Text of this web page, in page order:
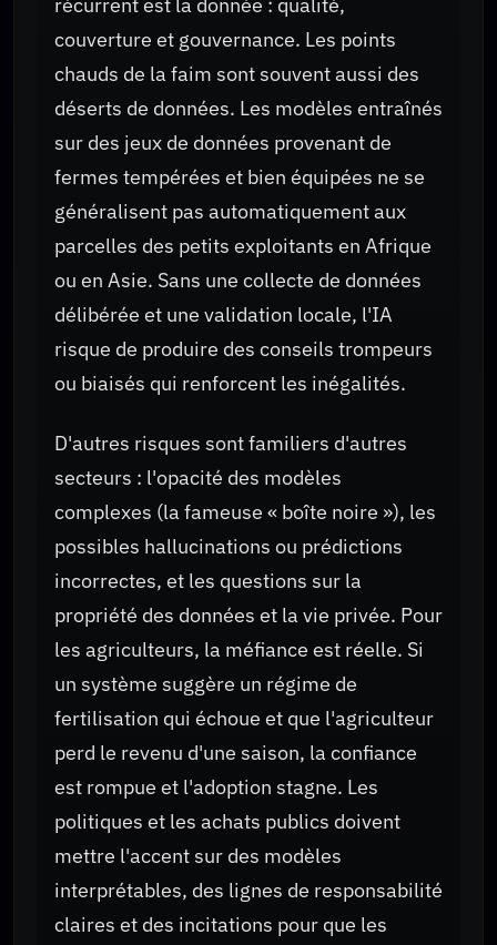
couverture et gouvernance. Les points
chauds de la faim sont souvent aussi des
déserts de données. Les modèles entraînés
sur des jeux de données provenant de
fermes tempérées et bien équipées ne se
généralisent pas automatiquement aux
parcelles des petits exploitants en Afrique
ou en Asie. Sans une collecte de données
délibérée et une validation locale, l'IA
risque de produire des conseils trompeurs
ou biaisés qui renforcent les inégalités.
D'autres risques sont familiers d'autres
secteurs : l'opacité des modèles
complexes (la fameuse « boîte noire »), les
possibles hallucinations ou prédictions
incorrectes, et les questions sur la
propriété des données et la vie privée. Pour
les agriculteurs, la méfiance est réelle. Si
un système suggère un régime de
fertilisation qui échoue et que l'agriculteur
perd le revenu d'une saison, la confiance
est rompue et l'adoption stagne. Les
politiques et les achats publics doivent
mettre l'accent sur des modèles
interprétables, des lignes de responsabilité
claires et des incitations pour que les